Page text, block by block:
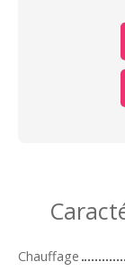
Chauffage